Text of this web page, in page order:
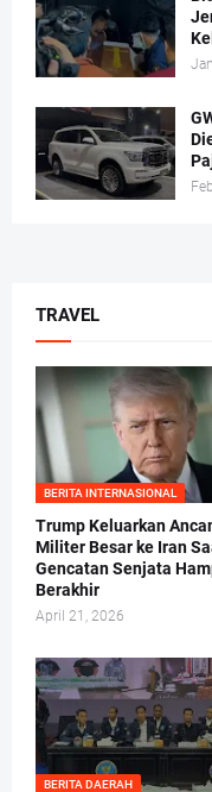
TRAVEL
BERITA INTERNASIONAL
Trump Keluarkan
Militer Besar ke Iran
Gencatan Senjata
Berakhir
April 21, 2026
BERITA DAERAH